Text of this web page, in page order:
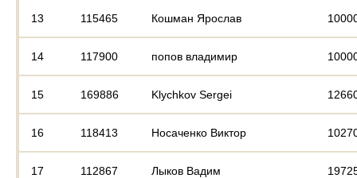
13 115465 Кошман Ярослав
14 117900 попов владимир
15 169886 Klychkov Sergei
16 118413 Носаченко Виктор
17 112867 Лыков Вадим